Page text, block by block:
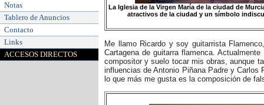
Notas
Tablero de Anuncios
Contacto
Links
ACCESOS DIRECTOS
La Iglesia de la Virgen María de la ciudad de
atractivos de la ciudad y un símbolo
Me llamo Ricardo y soy guitarrista
Cartagena de guitarra flamenca.
compositor y suelo tocar mis obras, aunque
influencias de Antonio Piñana Padre y
lo que más me gusta es la composición de